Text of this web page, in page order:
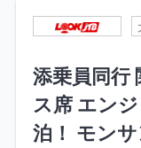
添乗員同行
ス席 エン
泊！ モン